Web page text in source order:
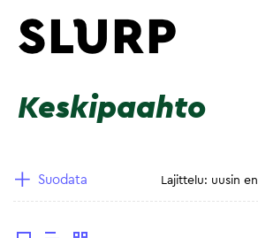
Keskipaahto
Suodata